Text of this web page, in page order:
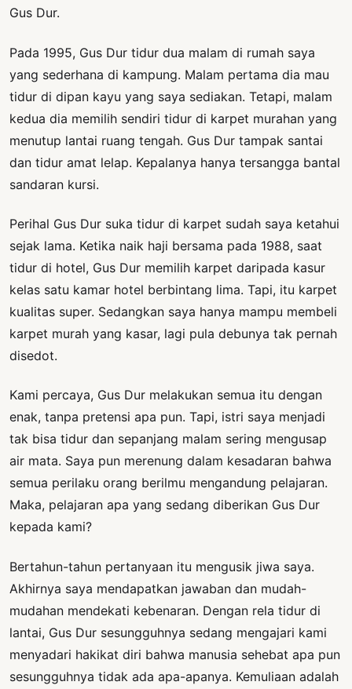
Gus Dur.
Pada 1995, Gus Dur tidur dua malam di rumah saya
yang sederhana di kampung. Malam pertama dia mau
tidur di dipan kayu yang saya sediakan. Tetapi, malam
kedua dia memilih sendiri tidur di karpet murahan yang
menutup lantai ruang tengah. Gus Dur tampak santai
dan tidur amat lelap. Kepalanya hanya tersangga bantal
sandaran kursi.
Perihal Gus Dur suka tidur di karpet sudah saya ketahui
sejak lama. Ketika naik haji bersama pada 1988, saat
tidur di hotel, Gus Dur memilih karpet daripada kasur
kelas satu kamar hotel berbintang lima. Tapi, itu karpet
kualitas super. Sedangkan saya hanya mampu membeli
karpet murah yang kasar, lagi pula debunya tak pernah
disedot.
Kami percaya, Gus Dur melakukan semua itu dengan
enak, tanpa pretensi apa pun. Tapi, istri saya menjadi
tak bisa tidur dan sepanjang malam sering mengusap
air mata. Saya pun merenung dalam kesadaran bahwa
semua perilaku orang berilmu mengandung pelajaran.
Maka, pelajaran apa yang sedang diberikan Gus Dur
kepada kami?
Bertahun-tahun pertanyaan itu mengusik jiwa saya.
Akhirnya saya mendapatkan jawaban dan mudah-
mudahan mendekati kebenaran. Dengan rela tidur di
lantai, Gus Dur sesungguhnya sedang mengajari kami
menyadari hakikat diri bahwa manusia sehebat apa pun
sesungguhnya tidak ada apa-apanya. Kemuliaan adalah